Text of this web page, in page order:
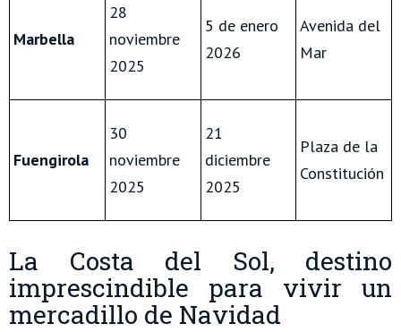
Marbella
28
noviembre
2025
5 de enero
2026
Avenida del
Mar
Fuengirola
30
noviembre
2025
21
diciembre
2025
Plaza de la
Constitución
La Costa del Sol, destino
imprescindible para vivir un
mercadillo de Navidad